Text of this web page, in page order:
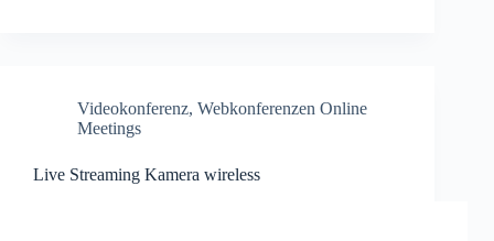
Videokonferenz, Webkonferenzen Online
Meetings
Live Streaming Kamera wireless